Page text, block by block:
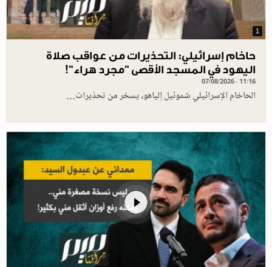
1
حاخام إسرائيلي: التحذيرات من عواقب صلاة
اليهود في المسجد الأقصى "مجرد هراء"!
07/08/2026 - 11:16
الحاخام الإسرائيلي شموئيل إلياهو، يسخر من تحذيرات…